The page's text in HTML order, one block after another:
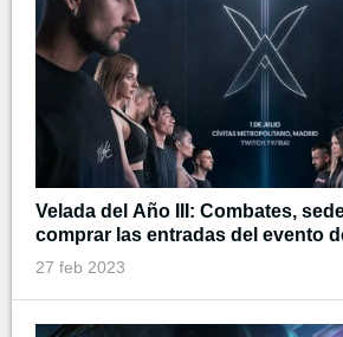
Velada del Año III: Combates,
comprar las entradas del evento
27 feb 2023